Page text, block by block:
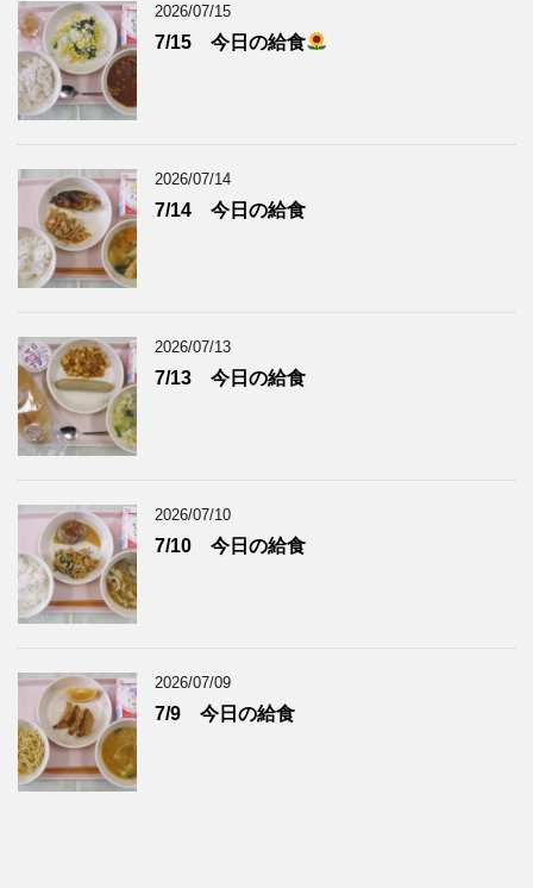
2026/07/15
7/15 今日の給食
2026/07/14
7/14 今日の給食
2026/07/13
7/13 今日の給食
2026/07/10
7/10 今日の給食
2026/07/09
7/9 今日の給食